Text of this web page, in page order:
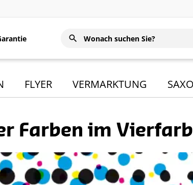
FLYER VERMARKTUNG
Farben im